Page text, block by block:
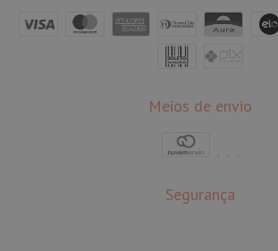
Meios de envio
Segurança